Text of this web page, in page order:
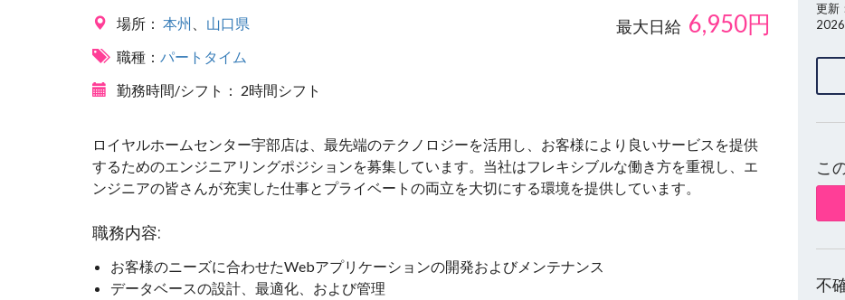
場所： 本州
山口県
職種： パートタイム
勤務時間/シフト： 2時間シフト
最大日給 6,950円
ロイヤルホームセンター宇部店は、最先端のテクノロジーを活用し、お客様により良いサービスを提供
するためのエンジニアリングポジションを募集しています。当社はフレキシブルな働き方を重視し、エ
ンジニアの皆さんが充実した仕事とプライベートの両立を大切にする環境を提供しています。
職務内容:
お客様のニーズに合わせたWebアプリケーションの開発およびメンテナンス
データベースの設計、最適化、および管理
更新
こ
不